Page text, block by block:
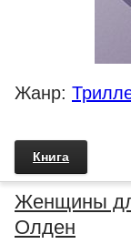
Жанр:
Книга
Женщины
Олден